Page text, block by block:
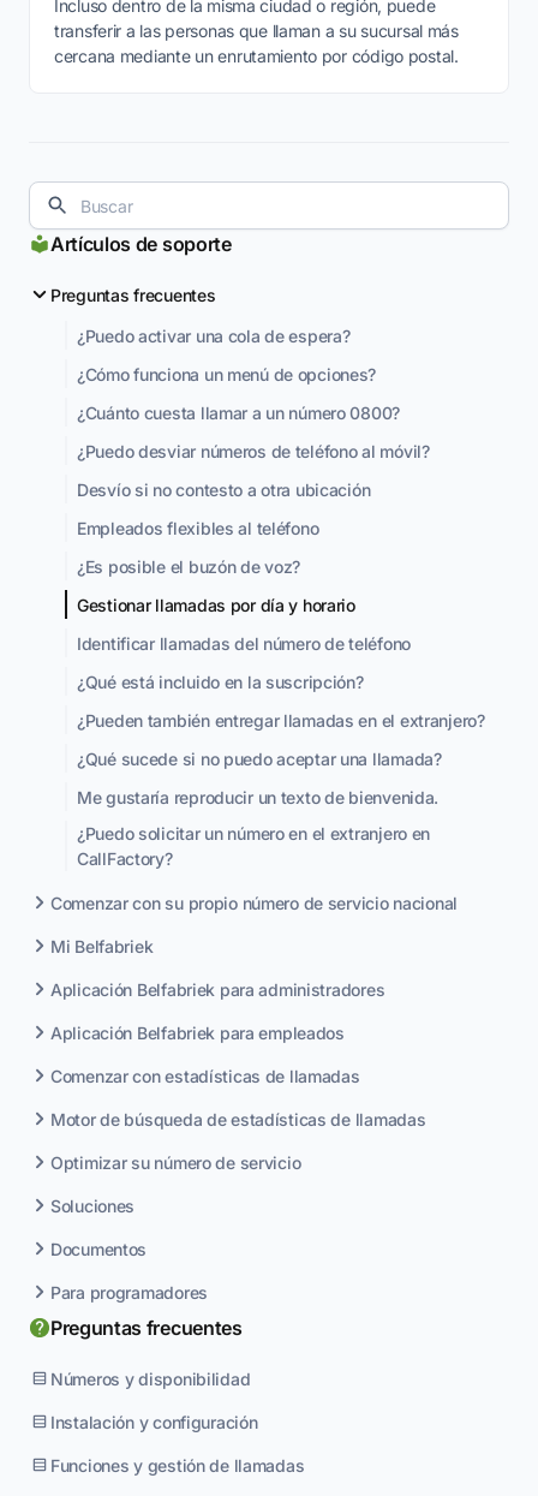
Artículos de soporte
Preguntas frecuentes
¿Puedo activar una cola de espera?
¿Cómo funciona un menú de opciones?
¿Cuánto cuesta llamar a un número 0800?
¿Puedo desviar números de teléfono al móvil?
Desvío si no contesto a otra ubicación
Empleados flexibles al teléfono
¿Es posible el buzón de voz?
Gestionar llamadas por día y horario
Identificar llamadas del número de teléfono
¿Qué está incluido en la suscripción?
¿Pueden también entregar llamadas en el extranjero?
¿Qué sucede si no puedo aceptar una llamada?
Me gustaría reproducir un texto de bienvenida.
¿Puedo solicitar un número en el extranjero en
CallFactory?
Comenzar con su propio número de servicio nacional
Mi Belfabriek
Aplicación Belfabriek para administradores
Aplicación Belfabriek para empleados
Comenzar con estadísticas de llamadas
Motor de búsqueda de estadísticas de llamadas
Optimizar su número de servicio
Soluciones
Documentos
Para programadores
Preguntas frecuentes
Números y disponibilidad
Instalación y configuración
Funciones y gestión de llamadas
Incluso dentro de la misma ciudad o región, puede
transferir a las personas que llaman a su sucursal más
cercana mediante un enrutamiento por código postal.